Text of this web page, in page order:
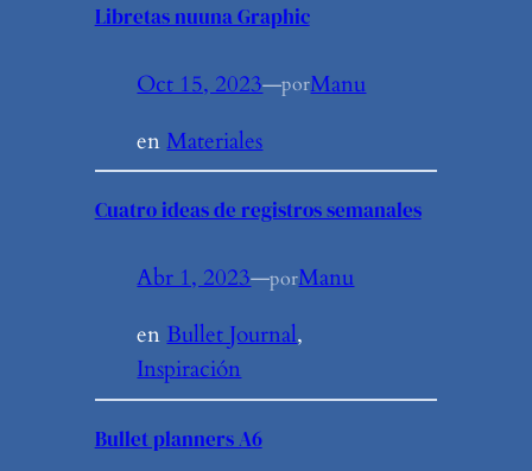
Libretas nuuna Graphic
Oct 15, 2023—porManu
enMateriales
Cuatro ideas de registros semanales
Abr 1, 2023—porManu
enBullet Journal
Inspiración
Bullet planners A6